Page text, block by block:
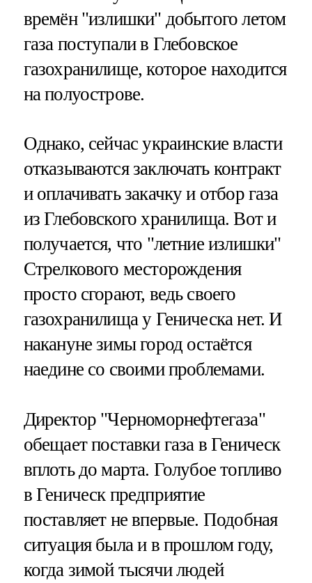
времён "излишки" добытого летом
газа поступали в Глебовское
газохранилище, которое находится
на полуострове.
Однако, сейчас украинские власти
отказываются заключать контракт
и оплачивать закачку и отбор газа
из Глебовского хранилища. Вот и
получается, что "летние излишки"
Стрелкового месторождения
просто сгорают, ведь своего
газохранилища у Геническа нет. И
накануне зимы город остаётся
наедине со своими проблемами.
Директор "Черноморнефтегаза"
обещает поставки газа в Геническ
вплоть до марта. Голубое топливо
в Геническ предприятие
поставляет не впервые. Подобная
ситуация была и в прошлом году,
когда зимой тысячи людей